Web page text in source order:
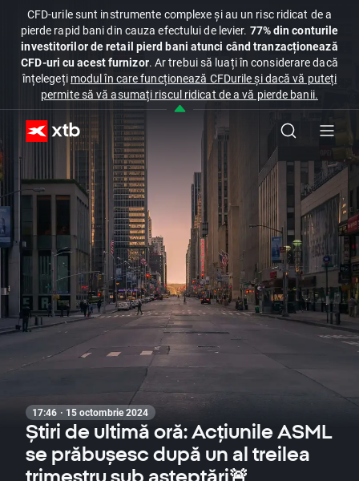
CFD-urile sunt instrumente complexe și au un risc ridicat de a
pierde rapid bani din cauza efectului de levier. 77% din conturile
investitorilor de retail pierd bani atunci când tranzacționează
CFD-uri cu acest furnizor. Ar trebui să luați în considerare dacă
înțelegeți modul în care funcționează CFDurile și dacă vă puteți
permite să vă asumați riscul ridicat de a vă pierde banii.
17:46 · 15 octombrie 2024
Știri de ultimă oră: Acțiunile ASML
se prăbușesc după un al treilea
trimestru sub așteptări🚨